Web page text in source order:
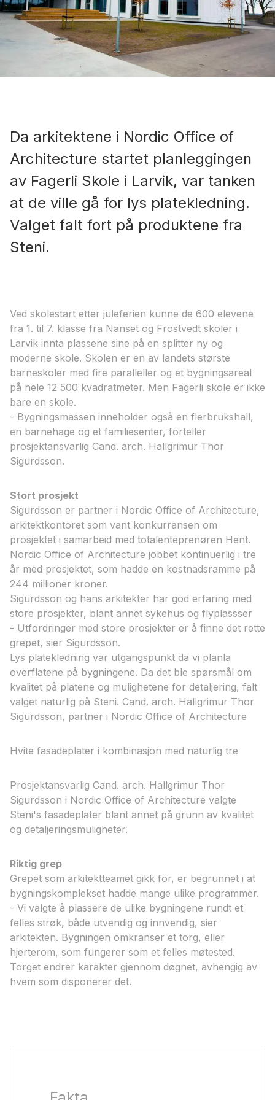
Da arkitektene i Nordic Office of
Architecture startet planleggingen
av Fagerli Skole i Larvik, var tanken
at de ville gå for lys platekledning.
Valget falt fort på produktene fra
Steni.
Ved skolestart etter juleferien kunne de 600 elevene
fra 1. til 7. klasse fra Nanset og Frostvedt skoler i
Larvik innta plassene sine på en splitter ny og
moderne skole. Skolen er en av landets største
barneskoler med fire paralleller og et bygningsareal
på hele 12 500 kvadratmeter. Men Fagerli skole er ikke
bare en skole.
- Bygningsmassen inneholder også en flerbrukshall,
en barnehage og et familiesenter, forteller
prosjektansvarlig Cand. arch. Hallgrimur Thor
Sigurdsson.
Stort prosjekt
Sigurdsson er partner i Nordic Office of Architecture,
arkitektkontoret som vant konkurransen om
prosjektet i samarbeid med totalenteprenøren Hent.
Nordic Office of Architecture jobbet kontinuerlig i tre
år med prosjektet, som hadde en kostnadsramme på
244 millioner kroner.
Sigurdsson og hans arkitekter har god erfaring med
store prosjekter, blant annet sykehus og flyplassser
- Utfordringer med store prosjekter er å finne det rette
grepet, sier Sigurdsson.
Lys platekledning var utgangspunkt da vi planla
overflatene på bygningene. Da det ble spørsmål om
kvalitet på platene og mulighetene for detaljering, falt
valget naturlig på Steni.​ Cand. arch. Hallgrimur Thor
Sigurdsson, partner i Nordic Office of Architecture​
Hvite fasadeplater i kombinasjon med naturlig tre
Prosjektansvarlig Cand. arch. Hallgrimur Thor
Sigurdsson i Nordic Office of Architecture valgte
Steni's fasadeplater blant annet på grunn av kvalitet
og detaljeringsmuligheter.
Riktig grep
Grepet som arkitektteamet gikk for, er begrunnet i at
bygningskomplekset hadde mange ulike programmer.
- Vi valgte å plassere de ulike bygningene rundt et
felles strøk, både utvendig og innvendig, sier
arkitekten. Bygningen omkranser et torg, eller
hjerterom, som fungerer som et felles møtested.
Torget endrer karakter gjennom døgnet, avhengig av
hvem som disponerer det.